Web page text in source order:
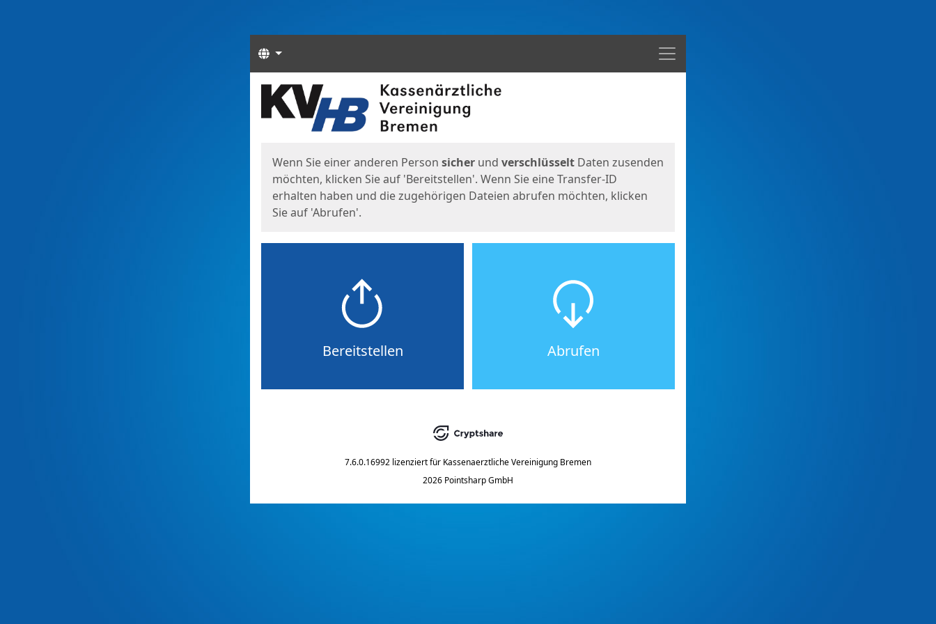
Menü
Sprachen
Start
Wenn Sie einer anderen Person sicher und verschlüsselt Daten zusenden
möchten, klicken Sie auf 'Bereitstellen'. Wenn Sie eine Transfer-ID
erhalten haben und die zugehörigen Dateien abrufen möchten, klicken
Sie auf 'Abrufen'.
Bereitstellen Abrufen
7.6.0.16992 lizenziert für Kassenaerztliche Vereinigung Bremen
2026 Pointsharp GmbH